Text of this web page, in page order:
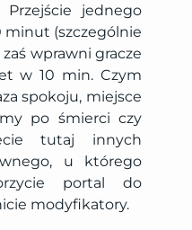
jednego
minut (szczególnie
wprawni gracze
w 10 min. Czym
spokoju, miejsce
po śmierci czy
tutaj innych
u którego
portal do
modyfikatory.